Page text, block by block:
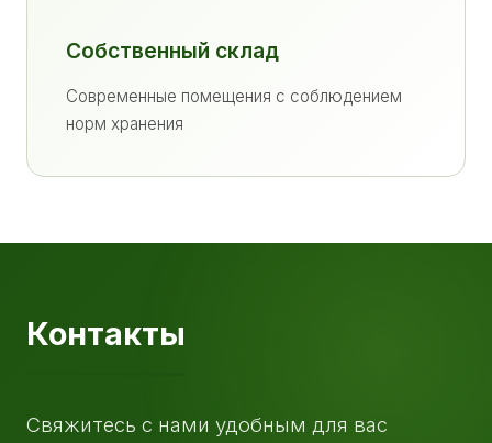
Собственный склад
Современные помещения с соблюдением
норм хранения
Контакты
Свяжитесь с нами удобным для вас